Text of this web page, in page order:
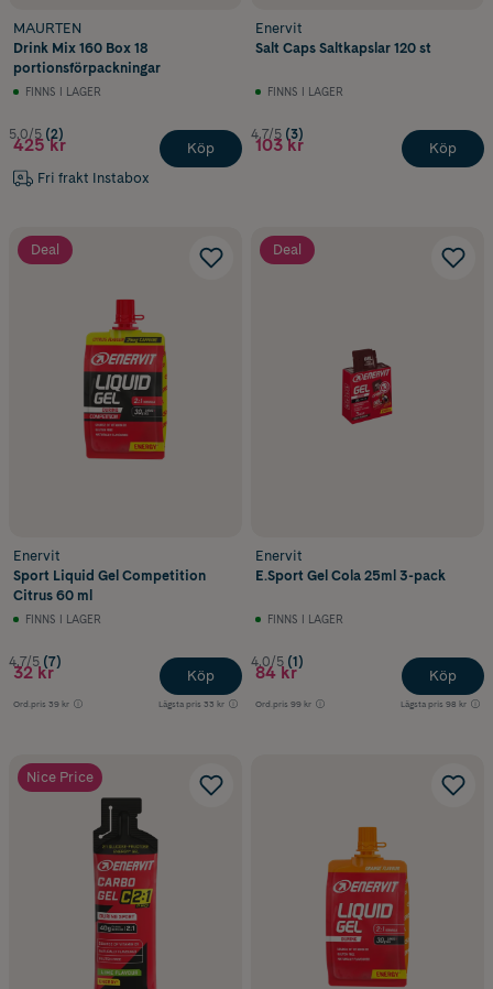
MAURTEN
Drink Mix 160 Box 18
portionsförpackningar
FINNS I LAGER
5.0/5 (2)
425 kr
Fri frakt Instabox
Köp
Enervit
Salt Caps Saltkapslar 120 st
FINNS I LAGER
4.7/5 (3)
103 kr Köp
Deal
Enervit
Sport Liquid Gel Competition
Citrus 60 ml
FINNS I LAGER
4.7/5 (7)
32 kr
Ord.pris 39 kr Lägsta pris 33 kr
Köp
Deal
Enervit
E.Sport Gel Cola 25ml 3-pack
FINNS I LAGER
4.0/5 (1)
84 kr
Ord.pris 99 kr Lägsta pris 98 kr
Köp
Nice Price